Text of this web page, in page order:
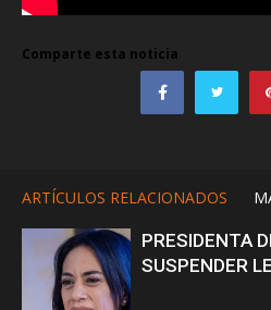
Comparte esta noticia
ARTÍCULOS RELACIONADOS
PRESIDENTA
SUSPENDER